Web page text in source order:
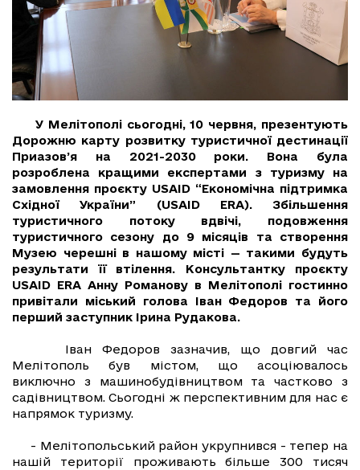
У Мелітополі сьогодні, 10 червня, презентують
Дорожню карту розвитку туристичної дестинації
Приазов’я на 2021-2030 роки. Вона була
розроблена кращими експертами з туризму на
замовлення проєкту USAID “Економічна підтримка
Східної України” (USAID ERA). Збільшення
туристичного потоку вдвічі, подовження
туристичного сезону до 9 місяців та створення
Музею черешні в нашому місті — такими будуть
результати її втілення. Консультантку проєкту
USAID ERA Анну Романову в Мелітополі гостинно
привітали міський голова Іван Федоров та його
перший заступник Ірина Рудакова.
Іван Федоров зазначив, що довгий час
Мелітополь був містом, що асоціювалось
виключно з машинобудівництвом та частково з
садівництвом. Сьогодні ж перспективним для нас є
напрямок туризму.
- Мелітопольський район укрупнився - тепер на
нашій території проживають більше 300 тисяч